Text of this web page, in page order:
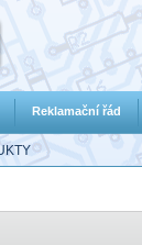
Reklamační řád